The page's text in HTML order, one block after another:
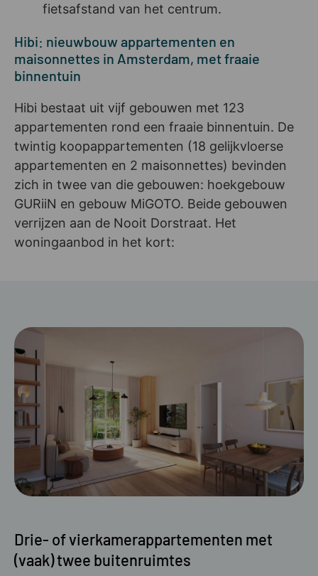
fietsafstand van het centrum.
Hibi: nieuwbouw appartementen en
maisonnettes in Amsterdam, met fraaie
binnentuin
Hibi bestaat uit vijf gebouwen met 123
appartementen rond een fraaie binnentuin. De
twintig koopappartementen (18 gelijkvloerse
appartementen en 2 maisonnettes) bevinden
zich in twee van die gebouwen: hoekgebouw
GURiiN en gebouw MiGOTO. Beide gebouwen
verrijzen aan de Nooit Dorstraat. Het
woningaanbod in het kort:
Drie- of vierkamerappartementen met
(vaak) twee buitenruimtes